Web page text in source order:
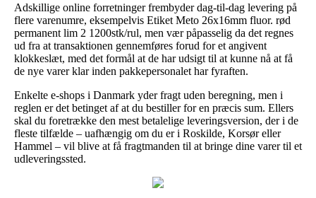
Adskillige online forretninger frembyder dag-til-dag levering på
flere varenumre, eksempelvis Etiket Meto 26x16mm fluor. rød
permanent lim 2 1200stk/rul, men vær påpasselig da det regnes
ud fra at transaktionen gennemføres forud for et angivent
klokkeslæt, med det formål at de har udsigt til at kunne nå at få
de nye varer klar inden pakkepersonalet har fyraften.
Enkelte e-shops i Danmark yder fragt uden beregning, men i
reglen er det betinget af at du bestiller for en præcis sum. Ellers
skal du foretrække den mest betalelige leveringsversion, der i de
fleste tilfælde – uafhængig om du er i Roskilde, Korsør eller
Hammel – vil blive at få fragtmanden til at bringe dine varer til et
udleveringssted.